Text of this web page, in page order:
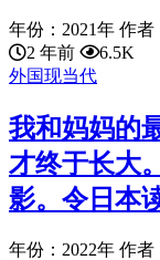
年份：2021年 作者
2 年前
6.5K
外国现当代
我和妈妈的
才终于长大
影。令日本
年份：2022年 作